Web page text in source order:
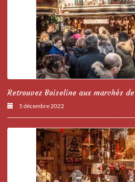
Retrouvez Boiseline aux marchés
5 décembre 2022